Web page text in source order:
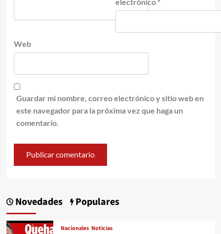
Web
Guardar mi nombre, correo electrónico y sitio web en
este navegador para la próxima vez que haga un
comentario.
Novedades Populares
Nacionales Noticias